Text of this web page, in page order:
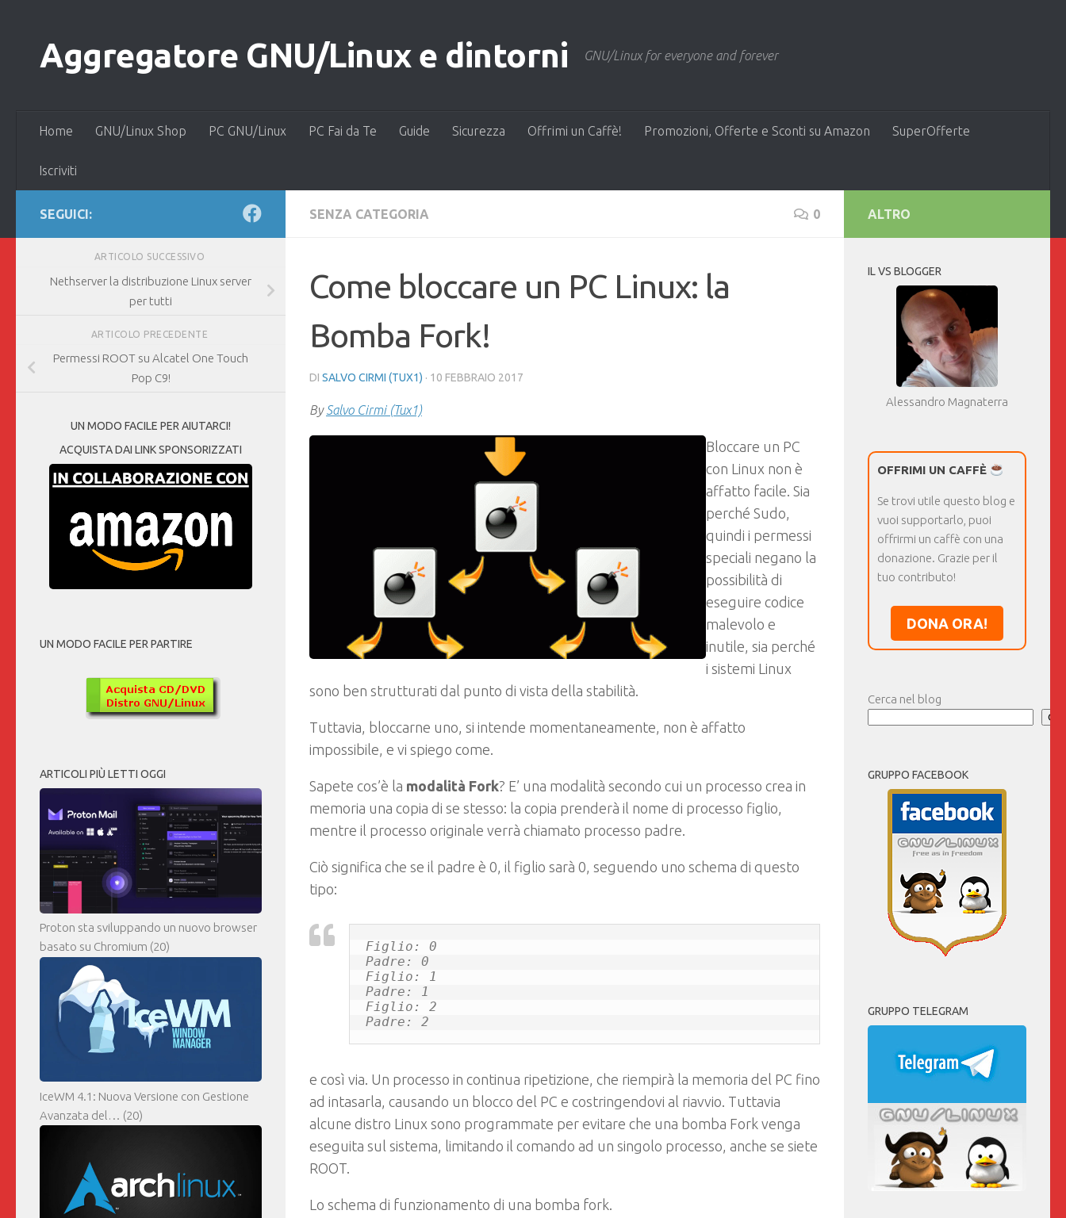
Aggregatore GNU/Linux e dintorni GNU/Linux for everyone and forever
Home GNU/Linux Shop PC GNU/Linux PC Fai da Te Guide Sicurezza Offrimi un Caffè! Promozioni, Offerte e Sconti su Amazon SuperOfferte
Iscriviti
SENZA CATEGORIA 0
Come bloccare un PC Linux: la
Bomba Fork!
DI SALVO CIRMI (TUX1) · 10 FEBBRAIO 2017
BySalvo Cirmi (Tux1)
Bloccare un PC
con Linux non è
affatto facile. Sia
perché Sudo,
quindi i permessi
speciali negano la
possibilità di
eseguire codice
malevolo e
inutile, sia perché
i sistemi Linux
sono ben strutturati dal punto di vista della stabilità.
Tuttavia, bloccarne uno, si intende momentaneamente, non è affatto
impossibile, e vi spiego come.
Sapete cos’è la modalità Fork? E’ una modalità secondo cui un processo crea in
memoria una copia di se stesso: la copia prenderà il nome di processo figlio,
mentre il processo originale verrà chiamato processo padre.
Ciò significa che se il padre è 0, il figlio sarà 0, seguendo uno schema di questo
tipo:
Figlio: 0
Padre: 0
Figlio: 1
Padre: 1
Figlio: 2
e così via. Un processo in continua ripetizione, che riempirà la memoria del PC fino
ad intasarla, causando un blocco del PC e costringendovi al riavvio. Tuttavia
alcune distro Linux sono programmate per evitare che una bomba Fork venga
eseguita sul sistema, limitando il comando ad un singolo processo, anche se siete
ROOT.
Lo schema di funzionamento di una bomba fork.
SEGUICI:
ARTICOLO SUCCESSIVO
Nethserver la distribuzione Linux server
per tutti
ARTICOLO PRECEDENTE
Permessi ROOT su Alcatel One Touch
Pop C9!
UN MODO FACILE PER AIUTARCI!
ACQUISTA DAI LINK SPONSORIZZATI
UN MODO FACILE PER PARTIRE
ARTICOLI PIÙ LETTI OGGI
Proton sta sviluppando un nuovo browser
basato su Chromium (20)
IceWM 4.1: Nuova Versione con Gestione
Avanzata del… (20)
ALTRO
IL VS BLOGGER
Alessandro Magnaterra
OFFRIMI UN CAFFÈ
Se trovi utile questo blog e
vuoi supportarlo, puoi
offrirmi un caffè con una
donazione. Grazie per il
tuo contributo!
DONA ORA!
Cerca nel blog
GRUPPO FACEBOOK
GRUPPO TELEGRAM